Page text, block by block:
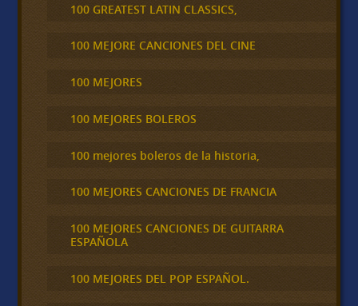
100 GREATEST LATIN CLASSICS,
100 MEJORE CANCIONES DEL CINE
100 MEJORES
100 MEJORES BOLEROS
100 mejores boleros de la historia,
100 MEJORES CANCIONES DE FRANCIA
100 MEJORES CANCIONES DE GUITARRA
ESPAÑOLA
100 MEJORES DEL POP ESPAÑOL.